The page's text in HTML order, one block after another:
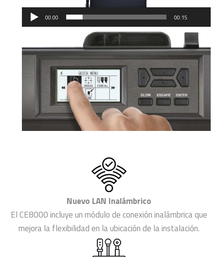
00:00 00:15
Nuevo LAN Inalámbrico
El CE8000 incluye un módulo de conexión inalámbrica que
mejora la flexibilidad en la ubicación de la instalación.